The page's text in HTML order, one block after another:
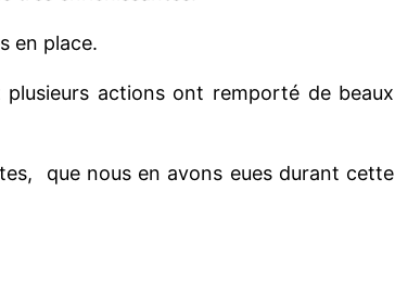
en place.
actions ont remporté de beaux
que nous en avons eues durant cette